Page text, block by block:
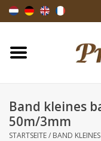
Startseite
Taschen & Beuteln
Band kleines
50m/3mm
STARTSEITE/ BAND